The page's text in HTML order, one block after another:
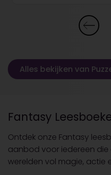
Alles bekijken van
Fantasy
Ontdek onze Fantasy
aanbod voor iedereen
werelden vol magie, actie